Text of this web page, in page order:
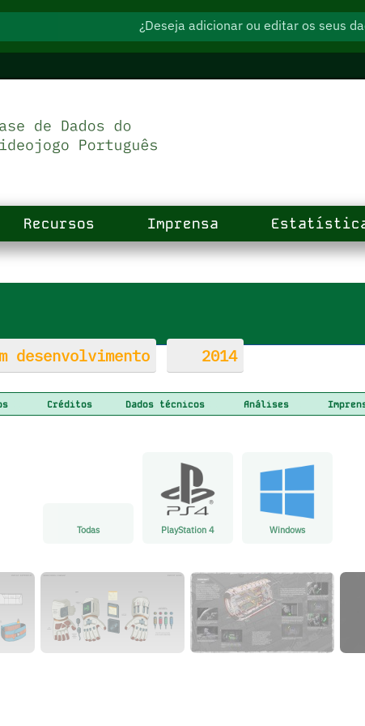
¿Deseja adicionar ou editar os seus
Recursos Imprensa
desenvolvimento 2014
Créditos Dados técnicos Análises
Todas PlayStation 4 Windows